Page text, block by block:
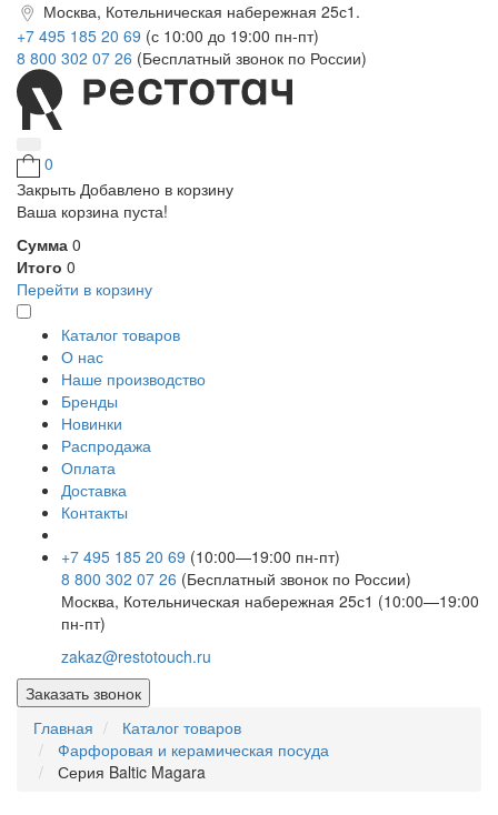
Москва, Котельническая набережная 25с1.
+7 495 185 20 69 (с 10:00 до 19:00 пн-пт)
8 800 302 07 26 (Бесплатный звонок по России)
0
Закрыть Добавлено в корзину
Ваша корзина пуста!
Сумма 0
Итого 0
Перейти в корзину
Каталог товаров
О нас
Наше производство
Бренды
Новинки
Распродажа
Оплата
Доставка
Контакты
+7 495 185 20 69 (10:00—19:00 пн-пт)
8 800 302 07 26 (Бесплатный звонок по России)
Москва, Котельническая набережная 25с1 (10:00—19:00
пн-пт)
zakaz@restotouch.ru
Заказать звонок
Главная
Каталог товаров
Фарфоровая и керамическая посуда
Серия Baltic Magara